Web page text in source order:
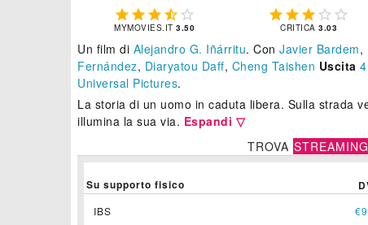
    
MYMOVIES.IT3.50
    
CRITICA3.03
Un film di Alejandro G. Iñárritu. Con Javier Bardem,
Fernández, Diaryatou Daff, Cheng Taishen Uscita 4
Universal Pictures.
La storia di un uomo in caduta libera. Sulla strada
illumina la sua via. Espandi ▽
TROVA STREAMING
Su supporto fisico
IBS